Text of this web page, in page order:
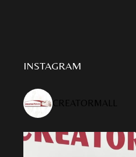
INSTAGRAM
CREATORMALL